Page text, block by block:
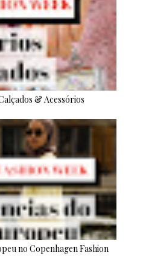
& Acessórios
no Copenhagen Fashion